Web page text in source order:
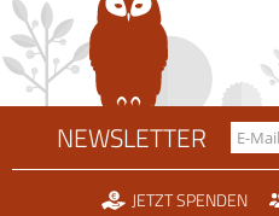
NEWSLETTER
JETZT SPENDEN